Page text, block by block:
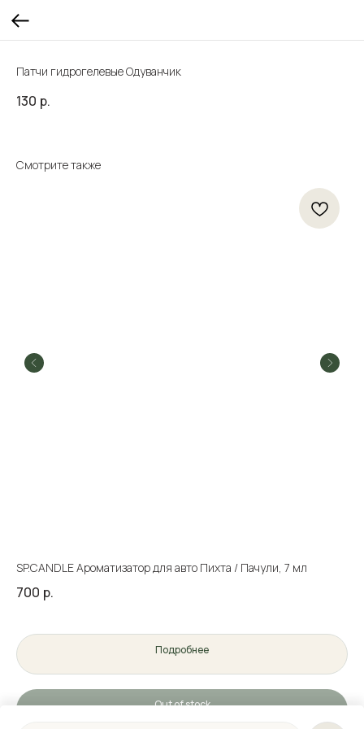
Патчи гидрогелевые Одуванчик
130 р.
Смотрите также
SP.CANDLE Ароматизатор для авто Пихта / Пачули, 7 мл
700 р.
Подробнее
Out of stock